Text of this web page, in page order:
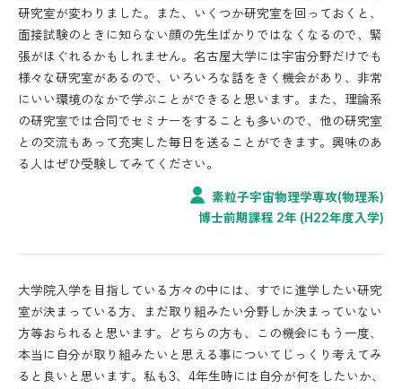
研究室が変わりました。また、いくつか研究室を回っておくと、
面接試験のときに知らない顔の先生ばかりではなくなるので、緊
張がほぐれるかもしれません。名古屋大学には宇宙分野だけでも
様々な研究室があるので、いろいろな話をきく機会があり、非常
にいい環境のなかで学ぶことができると思います。また、理論系
の研究室では合同でセミナーをすることも多いので、他の研究室
との交流もあって充実した毎日を送ることができます。興味のあ
る人はぜひ受験してみてください。
素粒子宇宙物理学専攻(物理系)
博士前期課程 2年 (H22年度入学)
大学院入学を目指している方々の中には、すでに進学したい研究
室が決まっている方、まだ取り組みたい分野しか決まっていない
方等おられると思います。どちらの方も、この機会にもう一度、
本当に自分が取り組みたいと思える事についてじっくり考えてみ
ると良いと思います。私も3、4年生時には自分が何をしたいか、